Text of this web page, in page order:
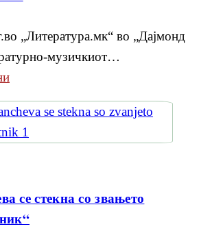
„Литература.мк“ во „Дајмонд
музичкиот…
се стекна со звањето